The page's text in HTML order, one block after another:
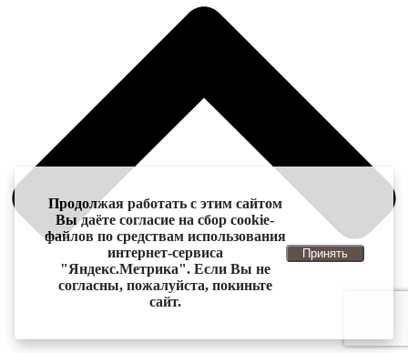
Продолжая работать с этим сайтом
Вы даёте согласие на сбор cookie-
файлов по средствам использования
интернет-сервиса
"Яндекс.Метрика". Если Вы не
согласны, пожалуйста, покиньте
сайт.
Принять